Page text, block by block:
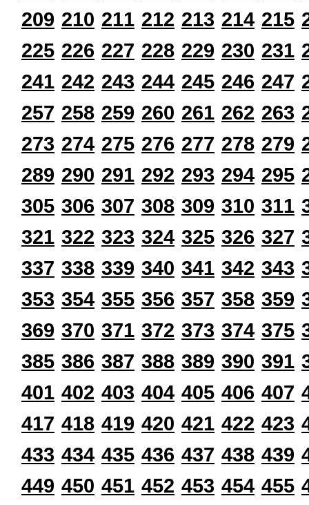
209 210 211 212 213 214 215
225 226 227 228 229 230 231
241 242 243 244 245 246 247
257 258 259 260 261 262 263
273 274 275 276 277 278 279
289 290 291 292 293 294 295
305 306 307 308 309 310 311
321 322 323 324 325 326 327
337 338 339 340 341 342 343
353 354 355 356 357 358 359
369 370 371 372 373 374 375
385 386 387 388 389 390 391
401 402 403 404 405 406 407
417 418 419 420 421 422 423
433 434 435 436 437 438 439
449 450 451 452 453 454 455